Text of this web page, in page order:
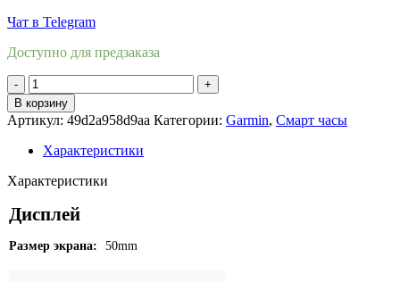
Чат в Telegram
Доступно для предзаказа
Количество
товара
Часы
Garmin
Instinct
Solar
Edition
(
В корзину
Артикул: 49d2a958d9aa Категории: Garmin, Смарт часы
Характеристики
Характеристики
Дисплей
Размер экрана: 50mm